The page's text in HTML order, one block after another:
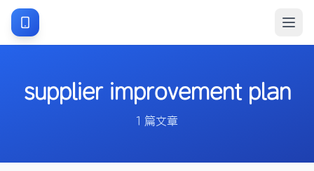
supplier improvement plan
1 篇文章